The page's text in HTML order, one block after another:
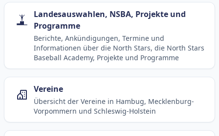
Landesauswahlen, NSBA, Projekte und
Programme
Berichte, Ankündigungen, Termine und
Informationen über die North Stars, die North Stars
Baseball Academy, Projekte und Programme
Vereine
Übersicht der Vereine in Hambug, Mecklenburg-
Vorpommern und Schleswig-Holstein